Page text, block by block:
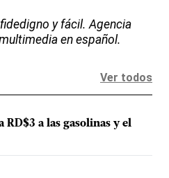
y fácil. Agencia
en español.
Ver todos
RD$3 a las gasolinas y el